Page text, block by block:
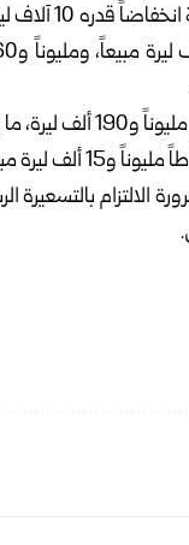
سجّلت أسعار
المحلية.